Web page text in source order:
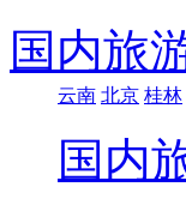
国内旅
云南 北京 桂林
国内